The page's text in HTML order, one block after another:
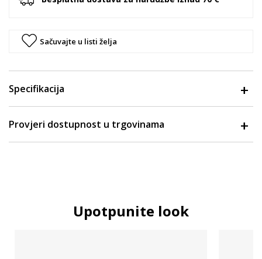
Sačuvajte u listi želja
Specifikacija
Provjeri dostupnost u trgovinama
Upotpunite look